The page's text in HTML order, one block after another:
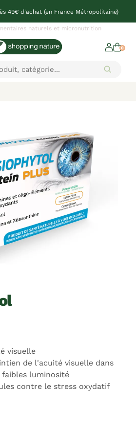
49€ d'achat (en France Métropolitaine)
naturels et micronutrition
0
visuelle
de l'acuité visuelle dans
luminosité
contre le stress oxydatif